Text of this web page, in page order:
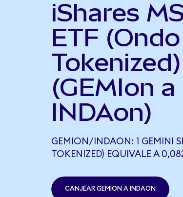
iShares
ETF (Ondo
Tokenized)
(GEMIon a
INDAon)
GEMION/INDAON: 1 GEMINI
TOKENIZED) EQUIVALE A
CANJEAR GEMION A INDAON